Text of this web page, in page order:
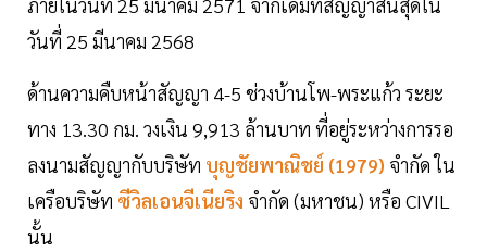
วันที่ 25 มีนาคม 2568
ด้านความคืบหน้าสัญญา 4-5 ช่วงบ้านโพ-พระแก้ว ระยะ
ทาง 13.30 กม. วงเงิน 9,913 ล้านบาท ที่อยู่ระหว่างการรอ
ลงนามสัญญากับบริษัท บุญชัยพาณิชย์ (1979) จำกัด ใน
เครือบริษัท ซีวิลเอนจีเนียริง จำกัด (มหาชน) หรือ CIVIL
นั้น